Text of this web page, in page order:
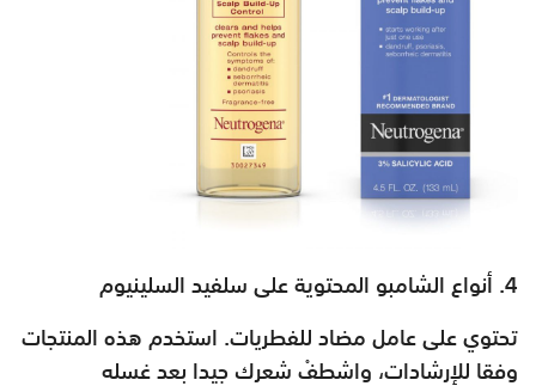
تحتوي على عامل مضاد للفطريات. استخدم هذه المنتجات
وفقا للإرشادات، واشطفْ شعرك جيدا بعد غسله